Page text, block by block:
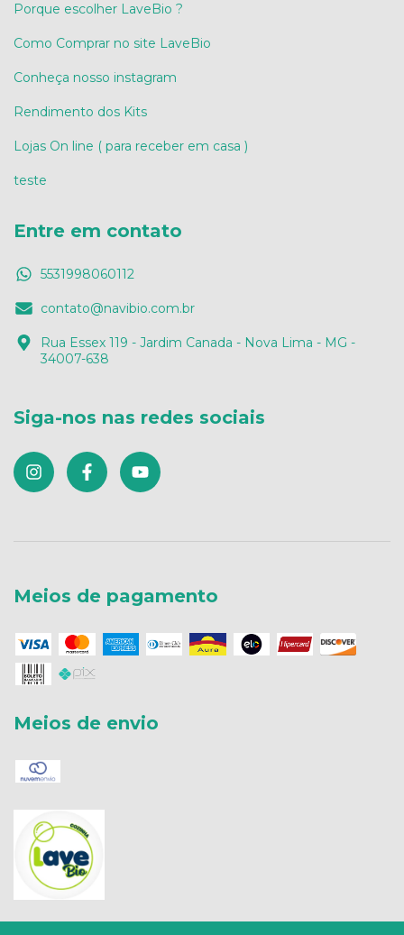
Porque escolher LaveBio ?
Como Comprar no site LaveBio
Conheça nosso instagram
Rendimento dos Kits
Lojas On line ( para receber em casa )
teste
Entre em contato
5531998060112
contato@navibio.com.br
Rua Essex 119 - Jardim Canada - Nova Lima - MG -
34007-638
Siga-nos nas redes sociais
Meios de pagamento
Meios de envio